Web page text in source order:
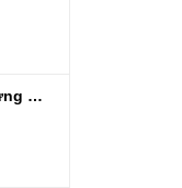
Bình nhựa đựng nước Aqua Lock&Lock 2.1L